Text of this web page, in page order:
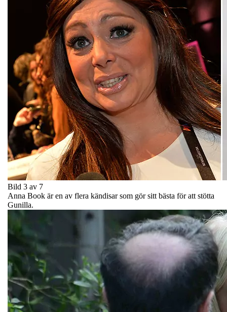
Bild 3 av 7
Anna Book är en av flera kändisar som gör sitt bästa för att stötta
Gunilla.